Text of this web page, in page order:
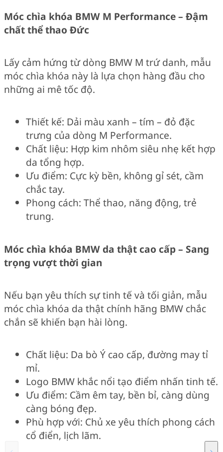
Móc chìa khóa BMW M Performance – Đậm
chất thể thao Đức
Lấy cảm hứng từ dòng BMW M trứ danh, mẫu
móc chìa khóa này là lựa chọn hàng đầu cho
những ai mê tốc độ.
Thiết kế: Dải màu xanh – tím – đỏ đặc
trưng của dòng M Performance.
Chất liệu: Hợp kim nhôm siêu nhẹ kết hợp
da tổng hợp.
Ưu điểm: Cực kỳ bền, không gỉ sét, cầm
chắc tay.
Phong cách: Thể thao, năng động, trẻ
trung.
Móc chìa khóa BMW da thật cao cấp – Sang
trọng vượt thời gian
Nếu bạn yêu thích sự tinh tế và tối giản, mẫu
móc chìa khóa da thật chính hãng BMW chắc
chắn sẽ khiến bạn hài lòng.
Chất liệu: Da bò Ý cao cấp, đường may tỉ
mỉ.
Logo BMW khắc nổi tạo điểm nhấn tinh tế.
Ưu điểm: Cầm êm tay, bền bỉ, càng dùng
càng bóng đẹp.
Phù hợp với: Chủ xe yêu thích phong cách
cổ điển, lịch lãm.